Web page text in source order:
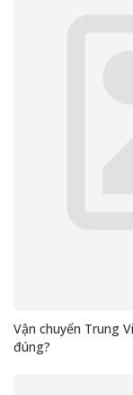
Vận chuyển Trung
đúng?